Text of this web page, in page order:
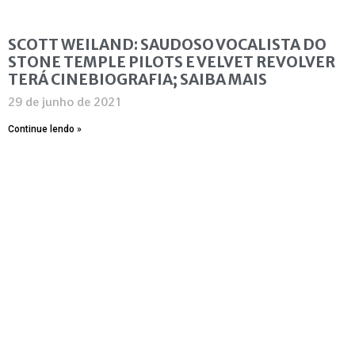
SCOTT WEILAND: SAUDOSO VOCALISTA DO
STONE TEMPLE PILOTS E VELVET REVOLVER
TERÁ CINEBIOGRAFIA; SAIBA MAIS
29 de junho de 2021
Continue lendo »